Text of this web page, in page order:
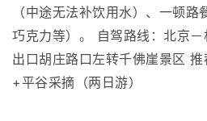
（中途无法补饮用水）、一顿路
巧克力等）。 自驾路线：北京
出口胡庄路口左转千佛崖景区
+平谷采摘（两日游）